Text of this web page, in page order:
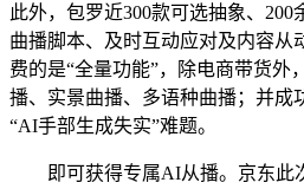
此外，包罗近300款可选抽象、
曲播脚本、及时互动应对及内容从
费的是“全量功能”，除电商带货外
播、实景曲播、多语种曲播；并成
“AI手部生成失实”难题。
即可获得专属AI从播。京东此次